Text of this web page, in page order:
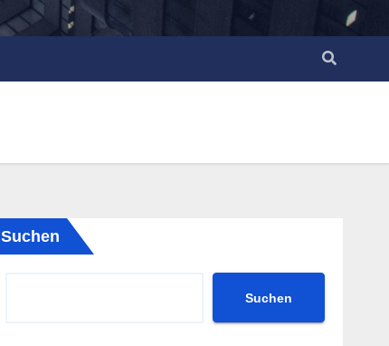
Suchen
Suchen